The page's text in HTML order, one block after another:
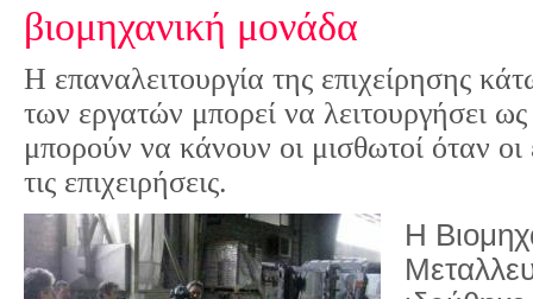
βιομηχανική μονάδα
Η επαναλειτουργία της επιχείρησης
των εργατών μπορεί να λειτουργήσει ως
μπορούν να κάνουν οι μισθωτοί όταν οι
τις επιχειρήσεις.
Η